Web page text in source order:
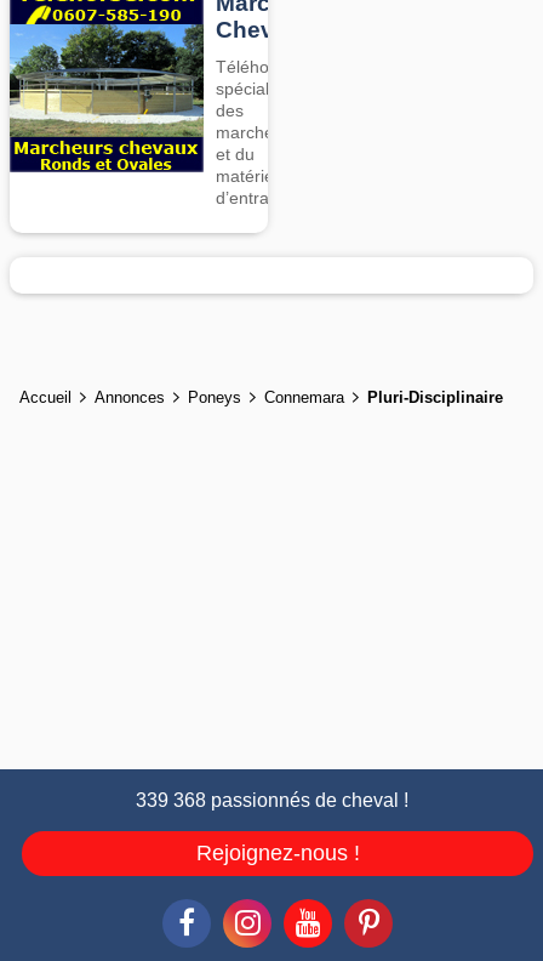
Chevaux
Téléhorse,
spécialiste
des
marcheurs
et du
matériel
d’entrainement
Accueil Annonces Poneys Connemara Pluri-Disciplinaire
339 368 passionnés de cheval !
Rejoignez-nous !